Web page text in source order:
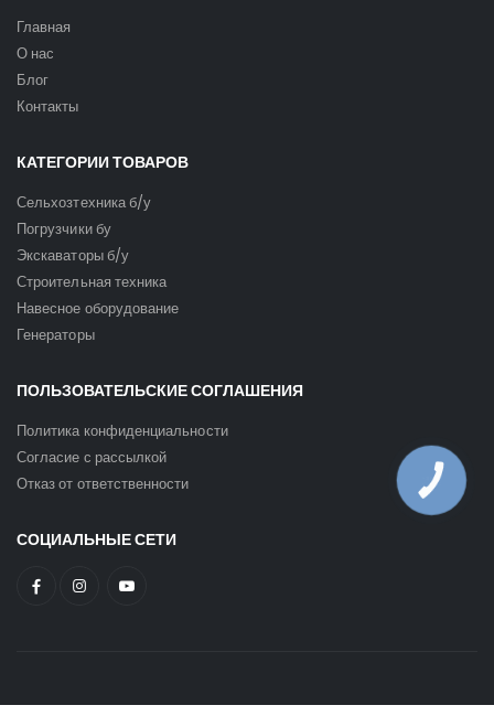
Главная
О нас
Блог
Контакты
КАТЕГОРИИ ТОВАРОВ
Сельхозтехника б/у
Погрузчики бу
Экскаваторы б/у
Строительная техника
Навесное оборудование
Генераторы
ПОЛЬЗОВАТЕЛЬСКИЕ СОГЛАШЕНИЯ
Политика конфиденциальности
Согласие с рассылкой
Отказ от ответственности
СОЦИАЛЬНЫЕ СЕТИ
КНОПКА
ЗВ'ЯЗКУ